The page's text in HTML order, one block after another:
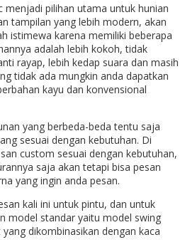
menjadi pilihan utama untuk hunian
tampilan yang lebih modern, akan
istimewa karena memiliki beberapa
adalah lebih kokoh, tidak
rayap, lebih kedap suara dan masih
tidak ada mungkin anda dapatkan
kayu dan konvensional
yang berbeda-beda tentu saja
sesuai dengan kebutuhan. Di
custom sesuai dengan kebutuhan,
saja akan tetapi bisa pesan
yang ingin anda pesan.
kali ini untuk pintu, dan untuk
model standar yaitu model swing
dikombinasikan dengan kaca